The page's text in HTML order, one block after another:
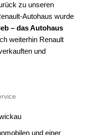
zu unseren
Autohaus wurde
– das Autohaus
weiterhin Renault
und
und einer